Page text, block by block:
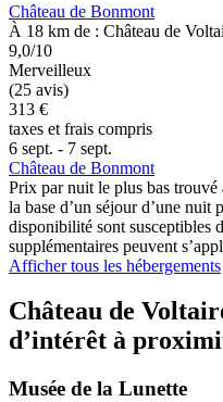
Château de Bonmont
À 18 km de : Château de
9,0/10
Merveilleux
(25 avis)
313 €
taxes et frais compris
6 sept. - 7 sept.
Château de Bonmont
Prix par nuit le plus bas trouvé
la base d’un séjour d’une nuit
disponibilité sont susceptibles
supplémentaires peuvent
Afficher tous les hébergements
Château de
d’intérêt à
Musée de la Lunette